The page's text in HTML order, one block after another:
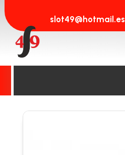
slot49@hotmail.es